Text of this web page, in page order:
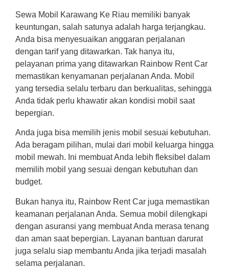
Sewa Mobil Karawang Ke Riau memiliki banyak
keuntungan, salah satunya adalah harga terjangkau.
Anda bisa menyesuaikan anggaran perjalanan
dengan tarif yang ditawarkan. Tak hanya itu,
pelayanan prima yang ditawarkan Rainbow Rent Car
memastikan kenyamanan perjalanan Anda. Mobil
yang tersedia selalu terbaru dan berkualitas, sehingga
Anda tidak perlu khawatir akan kondisi mobil saat
bepergian.
Anda juga bisa memilih jenis mobil sesuai kebutuhan.
Ada beragam pilihan, mulai dari mobil keluarga hingga
mobil mewah. Ini membuat Anda lebih fleksibel dalam
memilih mobil yang sesuai dengan kebutuhan dan
budget.
Bukan hanya itu, Rainbow Rent Car juga memastikan
keamanan perjalanan Anda. Semua mobil dilengkapi
dengan asuransi yang membuat Anda merasa tenang
dan aman saat bepergian. Layanan bantuan darurat
juga selalu siap membantu Anda jika terjadi masalah
selama perjalanan.